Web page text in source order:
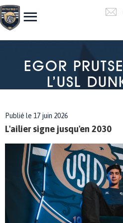
EGOR
L’USL
Publié le 17 juin 2026
L'ailier signe jusqu'en 2030